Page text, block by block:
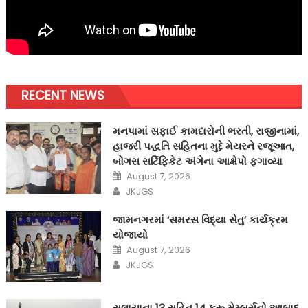
RECENT NEWS
મનપામાં સફાઈ કામદારોની ભરતી, રાજીનામાં,
હાજરી પદ્ધતિ સહિતના મુદ્દે મેયરને રજૂઆત,
બોગસ સર્ટિફિકેટ અંગેના આક્ષેપો ફગાવ્યા
Posted
on
August 7, 2026
Author
JKJGS
જામનગરમાં ‘સમરસ વિદ્યા સેતુ’ કાર્યક્રમ
યોજાયો
Posted
on
August 7, 2026
Author
JKJGS